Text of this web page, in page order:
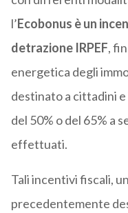
l’Ecobonus è un
detrazione IRPEF,
energetica degli
destinato a cittadini e
del 50% o del 65% a
effettuati.
Tali incentivi fiscali,
precedentemente